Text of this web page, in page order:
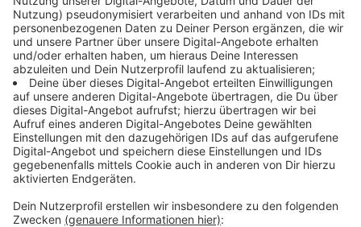
letzten Tage ausgenutzt, um ihre Ernte vor dem
nächsten Regen ins Trockne zu bringen. Ihre Bilanz
fällt dabei besser aus als letztes Jahr. Auch, wenn der
Regen der letzten zwei Wochen die Qualität der Ernte
etwas mindert.
Woran die Landwirte allerdings zu knapsen haben: Die
Getreide-Preise liegen mit aktuell 190 Euro die Tonne
deutlich unter denen des Vorjahres. Da hatte das
Getreide am Markt bis zu 260 Euro pro Tonne